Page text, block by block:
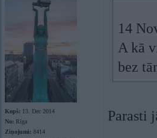
Kopš: 13. Dec 2014
No: Rīga
Ziņojumi: 8414
14
A kā
bez
Parasti